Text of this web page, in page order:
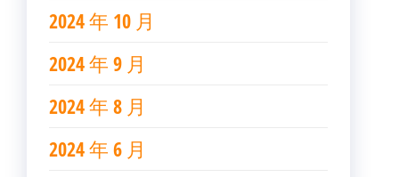
2024 年 10 月
2024 年 9 月
2024 年 8 月
2024 年 6 月